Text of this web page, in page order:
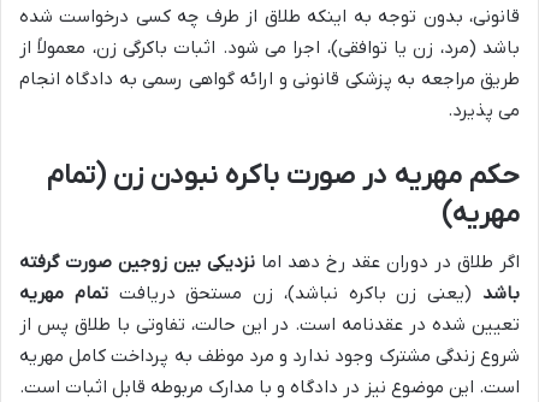
قانونی، بدون توجه به اینکه طلاق از طرف چه کسی درخواست شده
باشد (مرد، زن یا توافقی)، اجرا می شود. اثبات باکرگی زن، معمولاً از
طریق مراجعه به پزشکی قانونی و ارائه گواهی رسمی به دادگاه انجام
می پذیرد.
حکم مهریه در صورت باکره نبودن زن (تمام
مهریه)
اگر طلاق در دوران عقد رخ دهد اما نزدیکی بین زوجین صورت گرفته
باشد(یعنی زن باکره نباشد)، زن مستحق دریافتتمام مهریه
تعیین شده در عقدنامه است. در این حالت، تفاوتی با طلاق پس از
شروع زندگی مشترک وجود ندارد و مرد موظف به پرداخت کامل مهریه
است. این موضوع نیز در دادگاه و با مدارک مربوطه قابل اثبات است.